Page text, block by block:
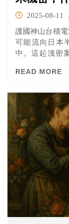
2025-08-11
護國神山台積
可能流向日本
中。這起洩密
嫌違反《國家
READ MORE